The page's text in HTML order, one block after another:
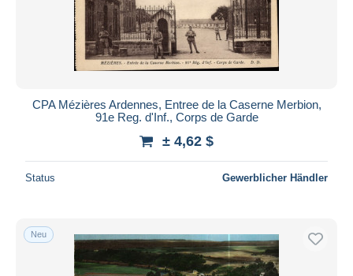
CPA Mézières Ardennes, Entree de la Caserne Merbion,
91e Reg. d'Inf., Corps de Garde
± 4,62 $
Status Gewerblicher Händler
Neu